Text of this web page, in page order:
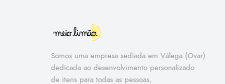
Somos uma empresa sediada em Válega (Ovar)
dedicada ao desenvolvimento personalizado
de itens para todas as pessoas,